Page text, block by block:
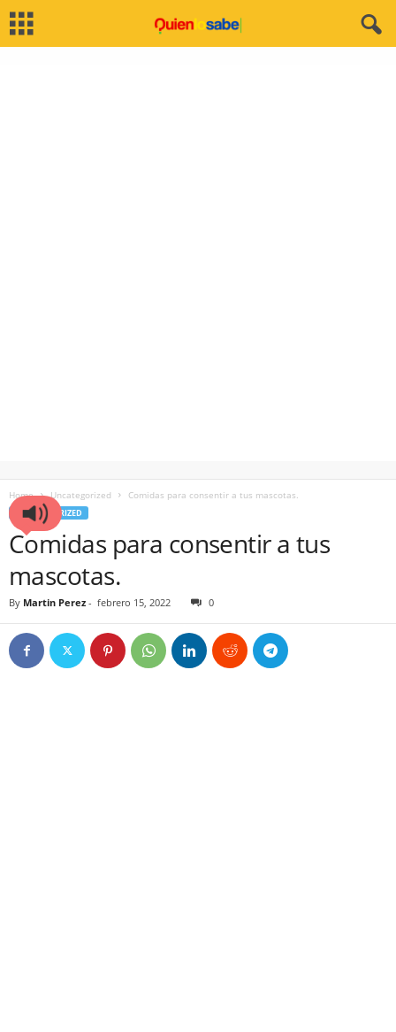
Home Uncategorized Comidas para consentir a tus mascotas.
UNCATEGORIZED
Comidas para consentir a tus
mascotas.
By Martin Perez - febrero 15, 2022 0